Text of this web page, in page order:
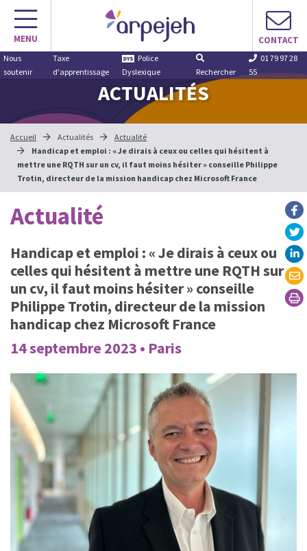
Aller
contenu
MENU CONTACT
Nous
soutenir
Taxe
d'apprentissage
Police
Dyslexique
Rechercher
01 79 97 28
55
ACTUALITÉS
Accueil Actualités
Actualité
Handicap et emploi : « Je dirais à ceux ou celles qui hésitent à
mettre une RQTH sur un cv, il faut moins hésiter » conseille Philippe
Trotin, directeur de la mission handicap chez Microsoft France
Actualité
Handicap et emploi : « Je dirais à ceux ou
celles qui hésitent à mettre une RQTH sur
un cv, il faut moins hésiter » conseille
Philippe Trotin, directeur de la mission
handicap chez Microsoft France
14 septembre 2023 • Paris